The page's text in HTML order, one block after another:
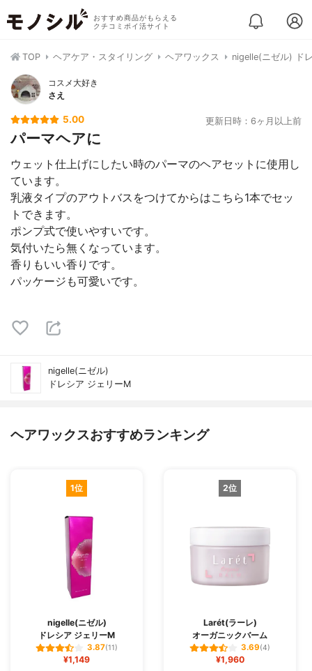
おすすめ商品がもらえる
クチコミポイ活サイト
TOP ヘアケア・スタイリング ヘアワックス nigelle(ニゼル) ド
コスメ大好き
さえ
5.00 更新日時：6ヶ月以上前
パーマヘアに
ウェット仕上げにしたい時のパーマのヘアセットに使用し
ています。
乳液タイプのアウトバスをつけてからはこちら1本でセッ
トできます。
ポンプ式で使いやすいです。
気付いたら無くなっています。
香りもいい香りです。
パッケージも可愛いです。
nigelle(ニゼル)
ドレシア ジェリーM
ヘアワックスおすすめランキング
1位
nigelle(ニゼル)
ドレシア ジェリーM
3.87(11)
¥1,149
2位
Larét(ラーレ)
オーガニックバーム
3.69(4)
¥1,960